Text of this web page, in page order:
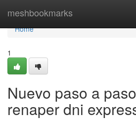
meshbookmarks
Home
Home
1
Nuevo paso a
renaper dni